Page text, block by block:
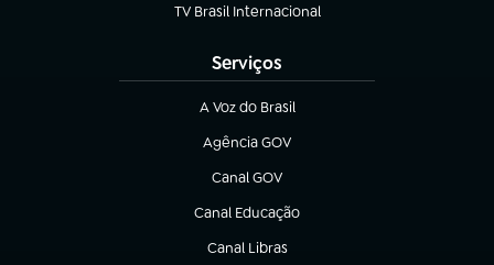
TV Brasil Internacional
(abre em nova aba)
Serviços
A Voz do Brasil
(abre em nova aba)
Agência GOV
(abre em nova aba)
Canal GOV
(abre em nova aba)
Canal Educação
(abre em nova aba)
Canal Libras
(abre em nova aba)